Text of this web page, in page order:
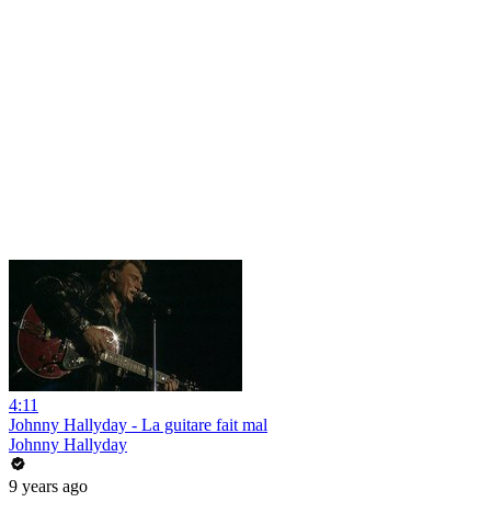
4:11
Johnny Hallyday - La guitare fait mal
Johnny Hallyday
9 years ago